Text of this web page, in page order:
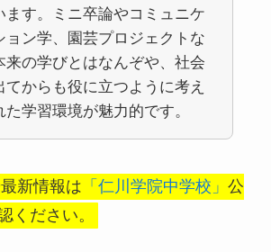
ます。ミニ卒論やコミュニケ
ョン学、園芸プロジェクトな
来の学びとはなんぞや、社会
てからも役に立つように考え
た学習環境が魅力的です。
新情報は 「仁川学院中学校」公
ください。